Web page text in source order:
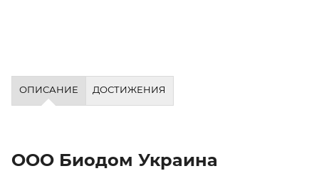
ОПИСАНИЕ ДОСТИЖЕНИЯ
ООО Биодом Украина